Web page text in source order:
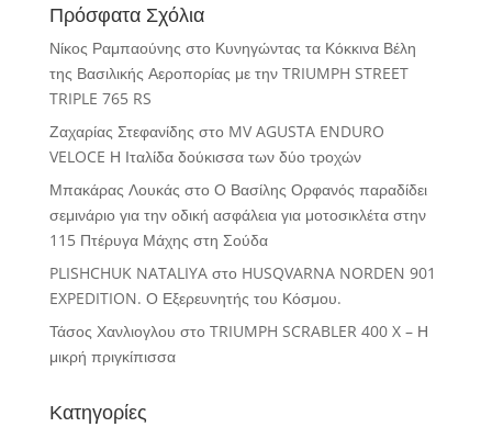
Πρόσφατα Σχόλια
Νίκος Ραμπαούνης στο Κυνηγώντας τα Κόκκινα Βέλη
της Βασιλικής Αεροπορίας με την TRIUMPH STREET
TRIPLE 765 RS
Ζαχαρίας Στεφανίδης στο MV AGUSTA ENDURO
VELOCE Η Ιταλίδα δούκισσα των δύο τροχών
Μπακάρας Λουκάς στο Ο Βασίλης Ορφανός παραδίδει
σεμινάριο για την οδική ασφάλεια για μοτοσικλέτα στην
115 Πτέρυγα Μάχης στη Σούδα
PLISHCHUK NATALIYAστο HUSQVARNA NORDEN 901
EXPEDITION. Ο Εξερευνητής του Κόσμου.
Τάσος Χανλιογλου στο TRIUMPH SCRABLER 400 X – Η
μικρή πριγκίπισσα
Κατηγορίες